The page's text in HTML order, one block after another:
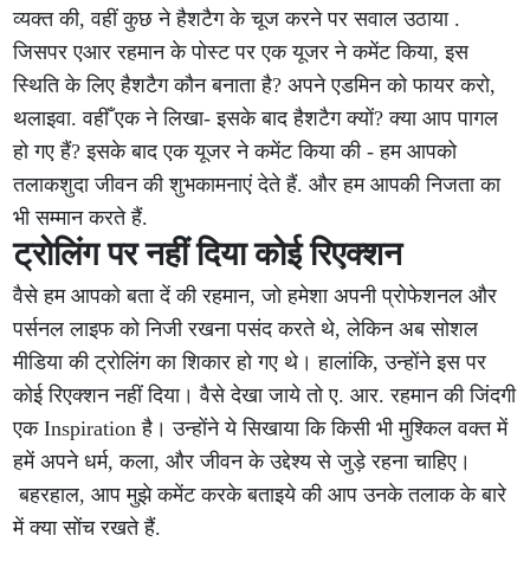
व्यक्त की, वहीं कुछ ने हैशटैग के चूज करने पर सवाल उठाया .
जिसपर एआर रहमान के पोस्ट पर एक यूजर ने कमेंट किया, इस
स्थिति के लिए हैशटैग कौन बनाता है? अपने एडमिन को फायर करो,
थलाइवा. वहीँ एक ने लिखा- इसके बाद हैशटैग क्यों? क्या आप पागल
हो गए हैं? इसके बाद एक यूजर ने कमेंट किया की - हम आपको
तलाकशुदा जीवन की शुभकामनाएं देते हैं. और हम आपकी निजता का
भी सम्मान करते हैं.
ट्रोलिंग पर नहीं दिया कोई रिएक्शन
वैसे हम आपको बता दें की रहमान, जो हमेशा अपनी प्रोफेशनल और
पर्सनल लाइफ को निजी रखना पसंद करते थे, लेकिन अब सोशल
मीडिया की ट्रोलिंग का शिकार हो गए थे। हालांकि, उन्होंने इस पर
कोई रिएक्शन नहीं दिया। वैसे देखा जाये तो ए. आर. रहमान की जिंदगी
एक Inspiration है। उन्होंने ये सिखाया कि किसी भी मुश्किल वक्त में
हमें अपने धर्म, कला, और जीवन के उद्देश्य से जुड़े रहना चाहिए।
बहरहाल, आप मुझे कमेंट करके बताइये की आप उनके तलाक के बारे
में क्या सोंच रखते हैं.